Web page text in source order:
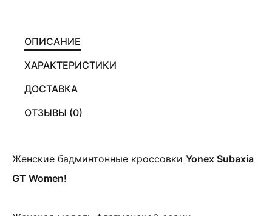
ОПИСАНИЕ
ХАРАКТЕРИСТИКИ
ДОСТАВКА
ОТЗЫВЫ (0)
Женские бадминтонные кроссовки Yonex Subaxia
GT Women!